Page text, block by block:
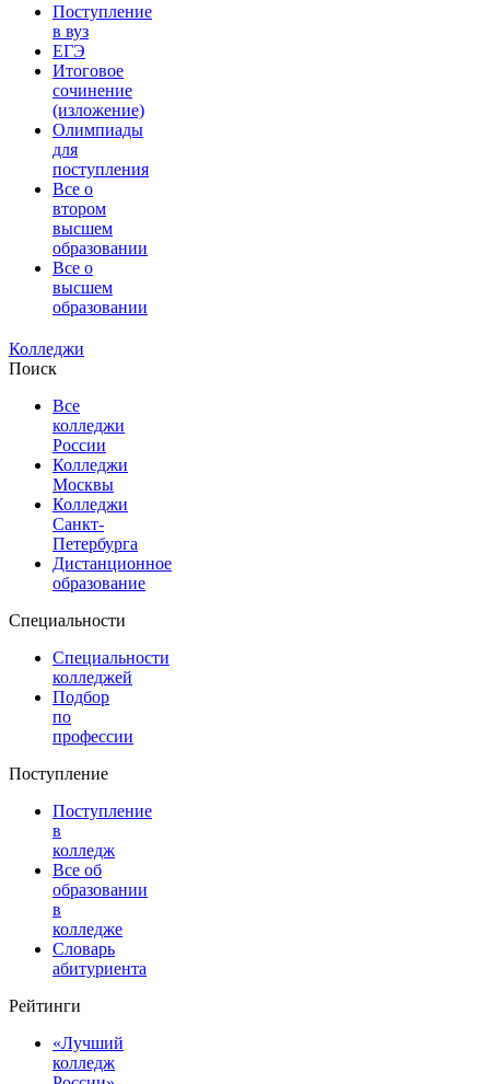
Поступление
в вуз
ЕГЭ
Итоговое
сочинение
(изложение)
Олимпиады
для
поступления
Все о
втором
высшем
образовании
Все о
высшем
образовании
Колледжи
Поиск
Все
колледжи
России
Колледжи
Москвы
Колледжи
Санкт-
Петербурга
Дистанционное
образование
Специальности
Специальности
колледжей
Подбор
по
профессии
Поступление
Поступление
в
колледж
Все об
образовании
в
колледже
Словарь
абитуриента
Рейтинги
«Лучший
колледж